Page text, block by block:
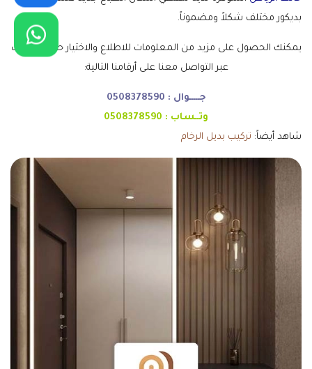
بديكور مختلف شكلاً ومضموناً.
يمكنك الحصول على مزيد من المعلومات للاطلاع والاختيار حسب رغبتك
عبر التواصل معنا على أرقامنا التالية:
جـــــوال : 0508378590
وتــساب : 0508378590
شاهد أيضاً: تركيب بديل الرخام